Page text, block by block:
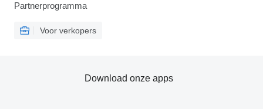
Partnerprogramma
Voor verkopers
Download onze apps